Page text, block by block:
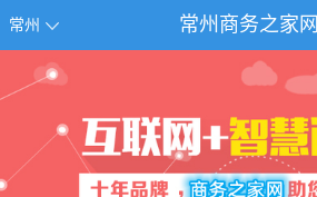
常州 常州商务之家网